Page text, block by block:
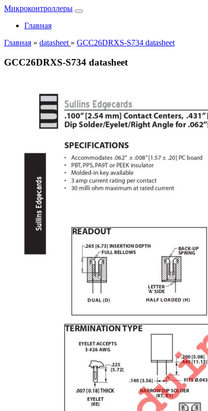
Микроконтроллеры
Главная
Главная » datasheet » GCC26DRXS-S734 datasheet
GCC26DRXS-S734 datasheet